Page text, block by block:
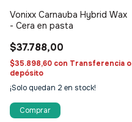
Vonixx Carnauba Hybrid Wax
- Cera en pasta
$37.788,00
$35.898,60 con Transferencia o
depósito
¡Solo quedan 2 en stock!
Comprar